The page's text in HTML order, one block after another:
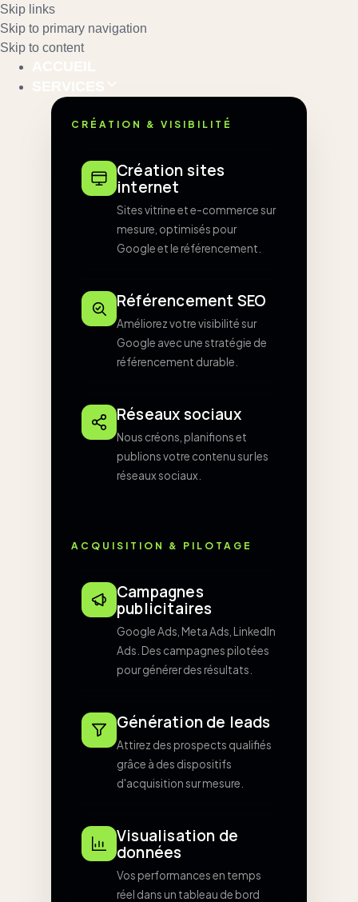
Skip links
Skip to primary navigation
Skip to content
CRÉATION & VISIBILITÉ
Création sites
internet
Sites vitrine et e-commerce sur
mesure, optimisés pour
Google et le référencement.
Référencement SEO
Améliorez votre visibilité sur
Google avec une stratégie de
référencement durable.
Réseaux sociaux
Nous créons, planifions et
publions votre contenu sur les
réseaux sociaux.
ACQUISITION & PILOTAGE
Campagnes
publicitaires
Google Ads, Meta Ads, LinkedIn
Ads. Des campagnes pilotées
pour générer des résultats.
Génération de leads
Attirez des prospects qualifiés
grâce à des dispositifs
d'acquisition sur mesure.
Visualisation de
données
Vos performances en temps
réel dans un tableau de bord